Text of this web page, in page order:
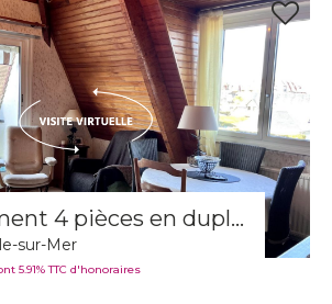
Appartement 4 pièces en duplex
sur-Mer
5.91% TTC d'honoraires